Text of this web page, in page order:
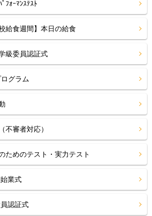
ｫｰﾏﾝｽﾃｽﾄ
給食週間】本日の給食
級委員認証式
グラム
不審者対応）
めのテスト・実力テスト
業式
認証式